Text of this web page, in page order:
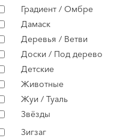
Градиент / Омбре
Дамаск
Деревья / Ветви
Доски / Под дерево
Детские
Животные
Жуи / Туаль
Звёзды
Зигзаг